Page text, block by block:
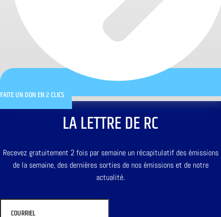
FAITE UN DON EN 2 CLICS
LA LETTRE DE RC
Recevez gratuitement 2 fois par semaine un récapitulatif des émissions
de la semaine, des dernières sorties de nos émissions et de notre
actualité.